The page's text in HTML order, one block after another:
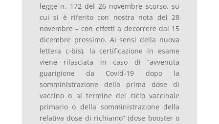
legge n. 172 del 26 novembre scorso, su
cui si è riferito con nostra nota del 28
novembre – con effetti a decorrere dal 15
dicembre prossimo. Ai sensi della nuova
lettera c-bis), la certificazione in esame
viene rilasciata in caso di “avvenuta
guarigione da Covid-19 dopo la
somministrazione della prima dose di
vaccino o al termine del ciclo vaccinale
primario o della somministrazione della
relativa dose di richiamo” (dose booster o